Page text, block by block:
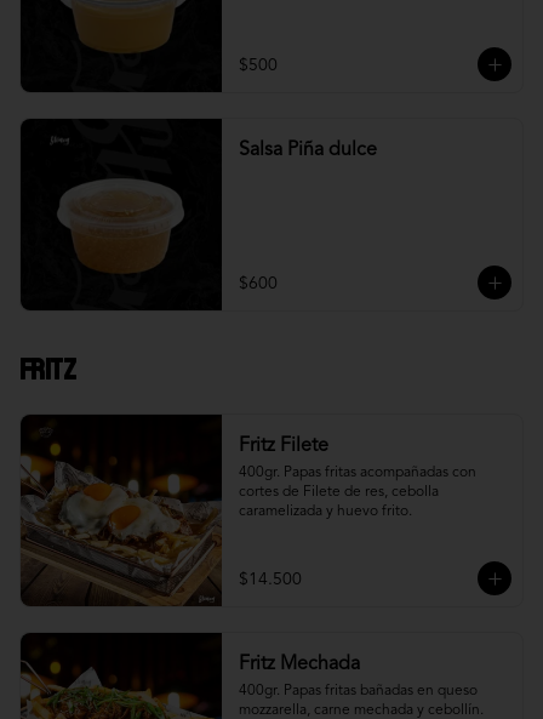
$500
Salsa Piña dulce
$600
Fritz
Fritz Filete
400gr. Papas fritas acompañadas con
cortes de Filete de res, cebolla
caramelizada y huevo frito.
$14.500
Fritz Mechada
400gr. Papas fritas bañadas en queso
mozzarella, carne mechada y cebollín.